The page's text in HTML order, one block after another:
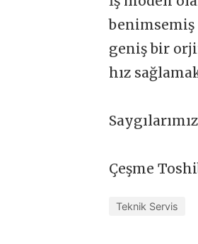
geniş bir
hız
Çeşme
Teknik Servis